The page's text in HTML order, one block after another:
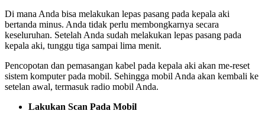
Di mana Anda bisa melakukan lepas pasang pada kepala aki
bertanda minus. Anda tidak perlu membongkarnya secara
keseluruhan. Setelah Anda sudah melakukan lepas pasang pada
kepala aki, tunggu tiga sampai lima menit.
Pencopotan dan pemasangan kabel pada kepala aki akan me-reset
sistem komputer pada mobil. Sehingga mobil Anda akan kembali ke
setelan awal, termasuk radio mobil Anda.
Lakukan Scan Pada Mobil